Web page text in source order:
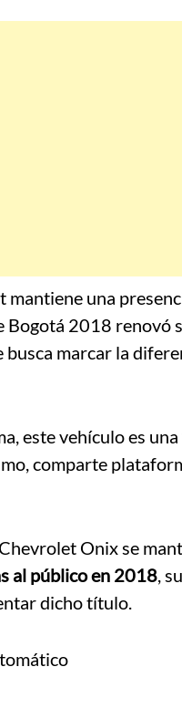
mantiene una
Bogotá 2018
busca marcar la
este vehículo es una
comparte
Onix se
al público en 2018,
dicho título.